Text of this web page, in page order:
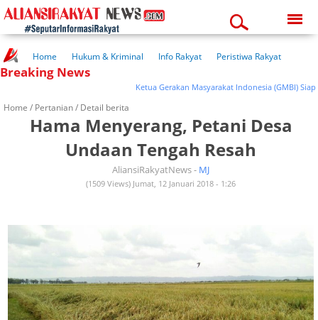
02:53:42 pm
Home Hukum & Kriminal Info Rakyat
Peristiwa Rakyat
Kuliner Rakyat
Wisata Rakyat
Breaking News
Ketua Gerakan Masyarakat Indonesia (GMBI) Siap
Home / Pertanian/ Detail berita
Hama Menyerang, Petani Desa
Undaan Tengah Resah
AliansiRakyatNews - MJ
(1509 Views) Jumat, 12 Januari 2018 - 1:26